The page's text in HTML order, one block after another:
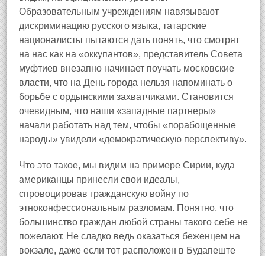
Образовательным учреждениям навязывают
дискриминацию русского языка, татарские
националисты пытаются дать понять, что смотрят
на нас как на «оккупантов», представитель Совета
муфтиев внезапно начинает поучать московские
власти, что на День города нельзя напоминать о
борьбе с ордынскими захватчиками. Становится
очевидным, что наши «западные партнеры»
начали работать над тем, чтобы «порабощенные
народы» увидели «демократическую перспективу».
Что это такое, мы видим на примере Сирии, куда
американцы принесли свои идеалы,
спровоцировав гражданскую войну по
этноконфессиональным разломам. Понятно, что
большинство граждан любой страны такого себе не
пожелают. Не сладко ведь оказаться беженцем на
вокзале, даже если тот расположен в Будапеште